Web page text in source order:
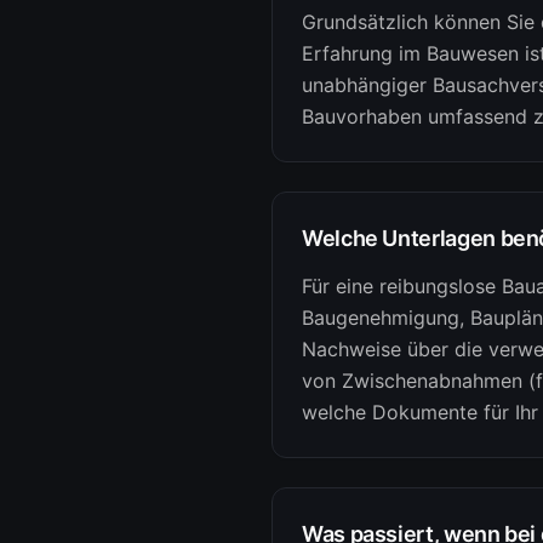
Grundsätzlich können
Erfahrung im Bauwesen
unabhängiger
Bauvorhaben umfassend
Welche Unterlagen
Für eine reibungslose
Baugenehmigung,
Nachweise über die
von Zwischenabnahmen
welche Dokumente für
Was passiert, wenn